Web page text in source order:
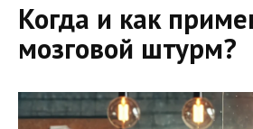
Когда и как
мозговой штурм?